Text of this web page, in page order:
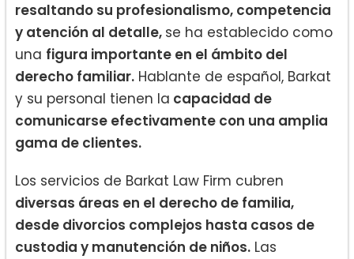
resaltando su profesionalismo, competencia
y atención al detalle, se ha establecido como
una figura importante en el ámbito del
derecho familiar. Hablante de español, Barkat
y su personal tienen la capacidad de
comunicarse efectivamente con una amplia
gama de clientes.
Los servicios de Barkat Law Firm cubren
diversas áreas en el derecho de familia,
desde divorcios complejos hasta casos de
custodia y manutención de niños. Las